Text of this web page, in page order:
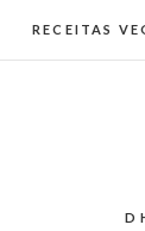
RECEITAS